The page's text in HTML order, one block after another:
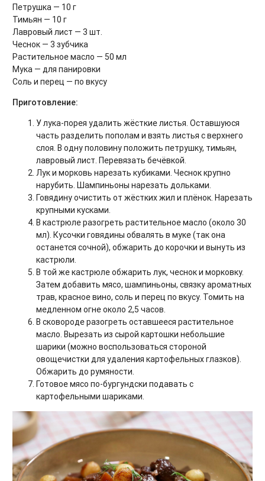
Петрушка — 10 г
Тимьян — 10 г
Лавровый лист — 3 шт.
Чеснок — 3 зубчика
Растительное масло — 50 мл
Мука — для панировки
Соль и перец — по вкусу
Приготовление:
У лука-порея удалить жёсткие листья. Оставшуюся
часть разделить пополам и взять листья с верхнего
слоя. В одну половину положить петрушку, тимьян,
лавровый лист. Перевязать бечёвкой.
Лук и морковь нарезать кубиками. Чеснок крупно
нарубить. Шампиньоны нарезать дольками.
Говядину очистить от жёстких жил и плёнок. Нарезать
крупными кусками.
В кастрюле разогреть растительное масло (около 30
мл). Кусочки говядины обвалять в муке (так она
останется сочной), обжарить до корочки и вынуть из
кастрюли.
В той же кастрюле обжарить лук, чеснок и морковку.
Затем добавить мясо, шампиньоны, связку ароматных
трав, красное вино, соль и перец по вкусу. Томить на
медленном огне около 2,5 часов.
В сковороде разогреть оставшееся растительное
масло. Вырезать из сырой картошки небольшие
шарики (можно воспользоваться стороной
овощечистки для удаления картофельных глазков).
Обжарить до румяности.
Готовое мясо по-бургундски подавать с
картофельными шариками.